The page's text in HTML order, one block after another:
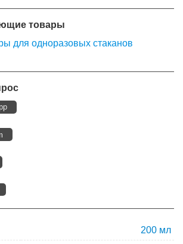
товары
для одноразовых стаканов
200 мл